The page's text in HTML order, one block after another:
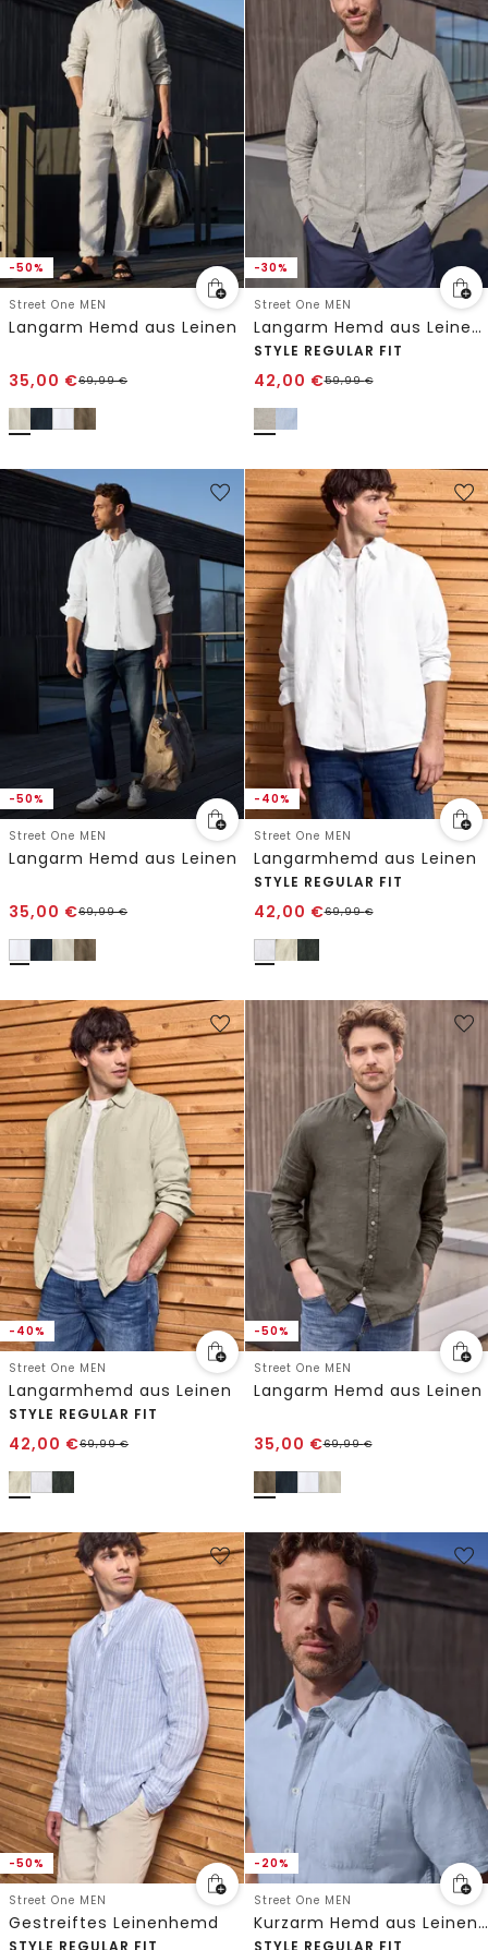
-50%
Street One MEN
Langarm Hemd aus Leinen
35,00 €69,99€
-30%
Street One MEN
Langarm Hemd aus Leinenmix
STYLE REGULAR FIT
42,00 €59,99€
-50%
Street One MEN
Langarm Hemd aus Leinen
35,00 €69,99€
-40%
Street One MEN
Langarmhemd aus Leinen
STYLE REGULAR FIT
42,00 €69,99€
-40%
Street One MEN
Langarmhemd aus Leinen
STYLE REGULAR FIT
42,00 €69,99€
-50%
Street One MEN
Langarm Hemd aus Leinen
35,00 €69,99€
-50%
Street One MEN
Gestreiftes Leinenhemd
-20%
Street One MEN
Kurzarm Hemd aus Leinenmix